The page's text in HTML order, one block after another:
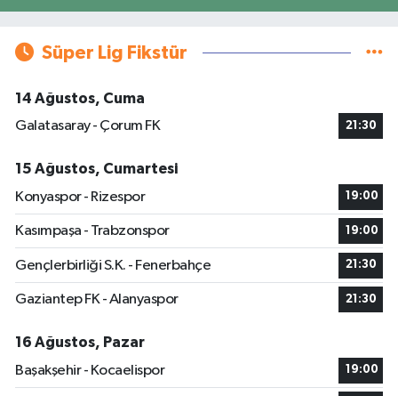
Süper Lig Fikstür
14 Ağustos, Cuma
Galatasaray - Çorum FK
21:30
15 Ağustos, Cumartesi
Konyaspor - Rizespor
19:00
Kasımpaşa - Trabzonspor 19:00
Gençlerbirliği S.K. - Fenerbahçe 21:30
Gaziantep FK - Alanyaspor 21:30
16 Ağustos, Pazar
Başakşehir - Kocaelispor
19:00